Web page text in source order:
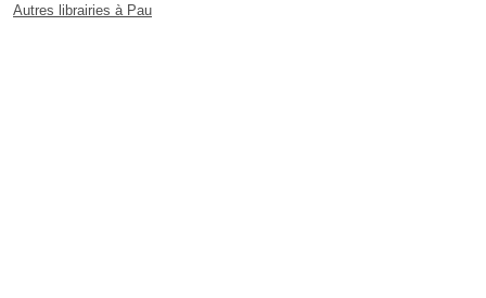
Autres librairies à Pau